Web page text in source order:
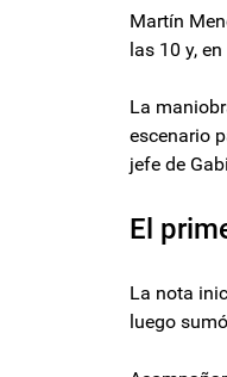
Martín
las 10 y,
La
escenario
jefe de
El
La nota
luego